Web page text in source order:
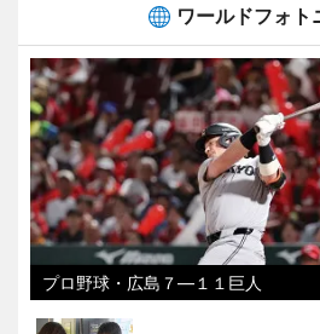
ワールドフォト
プロ野球・広島７―１１巨人